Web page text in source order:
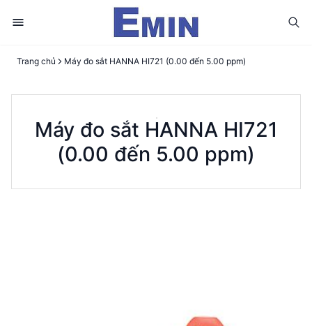
Trang chủ Máy đo sắt HANNA HI721 (0.00 đến 5.00 ppm)
Máy đo sắt HANNA HI721
(0.00 đến 5.00 ppm)